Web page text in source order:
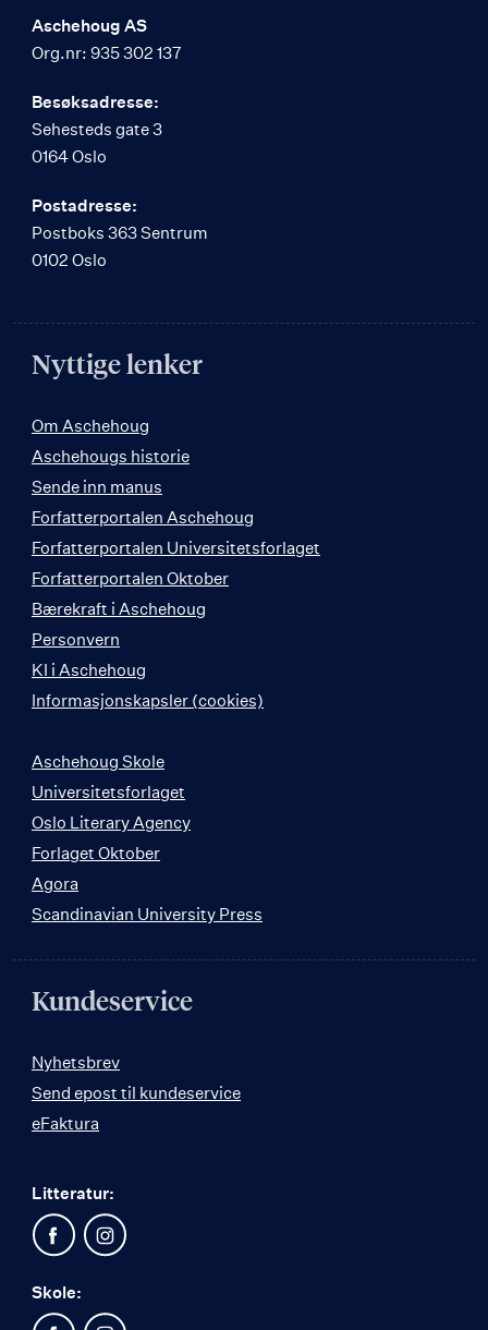
Aschehoug AS
Org.nr: 935 302 137
Besøksadresse:
Sehesteds gate 3
0164 Oslo
Postadresse:
Postboks 363 Sentrum
0102 Oslo
Nyttige lenker
Om Aschehoug
Aschehougs historie
Sende inn manus
Forfatterportalen Aschehoug
Forfatterportalen Universitetsforlaget
Forfatterportalen Oktober
Bærekraft i Aschehoug
Personvern
KI i Aschehoug
Informasjonskapsler (cookies)
Aschehoug Skole
Universitetsforlaget
Oslo Literary Agency
Forlaget Oktober
Agora
Scandinavian University Press
Kundeservice
Nyhetsbrev
Send epost til kundeservice
eFaktura
Litteratur:
Skole: